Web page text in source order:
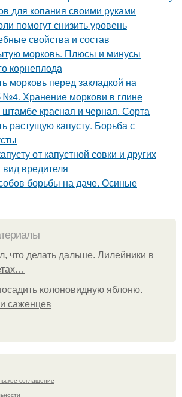
для копания своими руками
помогут снизить уровень
свойства и состав
морковь. Плюсы и минусы
корнеплода
морковь перед закладкой на
Хранение моркови в глине
красная и черная. Сорта
растущую капусту. Борьба с
от капустной совки и других
вредителя
борьбы на даче. Осиные
что делать дальше. Лилейники в
колоновидную яблоню.
саженцев
соглашение